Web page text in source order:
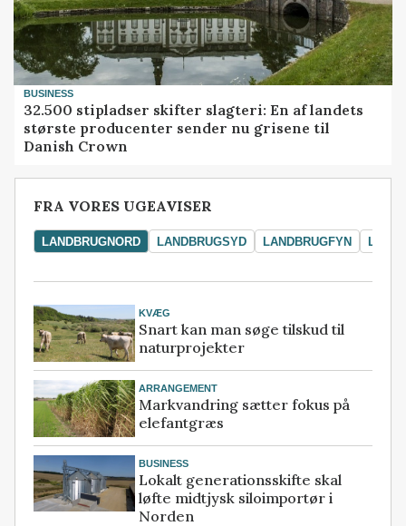
BUSINESS
32.500 stipladser skifter slagteri: En af landets
største producenter sender nu grisene til
Danish Crown
FRA VORES UGEAVISER
LANDBRUGNORD LANDBRUGSYD LANDBRUGFYN
KVÆG
Snart kan man søge tilskud til
naturprojekter
ARRANGEMENT
Markvandring sætter fokus på
elefantgræs
BUSINESS
Lokalt generationsskifte skal
løfte midtjysk siloimportør i
Norden